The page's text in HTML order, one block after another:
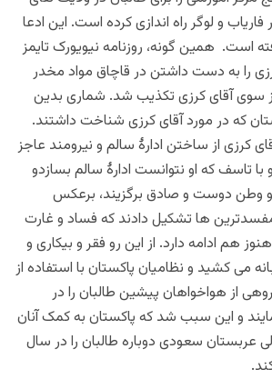
و لوگر راه اندازی کرده است. این ادعا
است. همین گونه، روزنامه نیویورک تایمز
را به دست داشتن در قاچاق مواد مخدر
از سوی آقای کرزی تکذیب شد. شماری بدین
که در مورد آقای کرزی شناخت داشتند.
کرزی از ساختن ادارۀ سالم و نیرومند عاجز
که او نتوانست ادارۀ سالم بسازدو
و وطن دوست و صادق برگزیند، برعکس
ها تشکیل دادند که فساد و غارت
هم ادامه دارد. از این رو فقر و بیکاری و
می کشید و نظامیان پاکستان با استفاده از
از هواخواهان پیشین طالبان را در
و این سبب شد که پاکستان به کمک آنان
عربستان سعودی دوباره طالبان را در سال